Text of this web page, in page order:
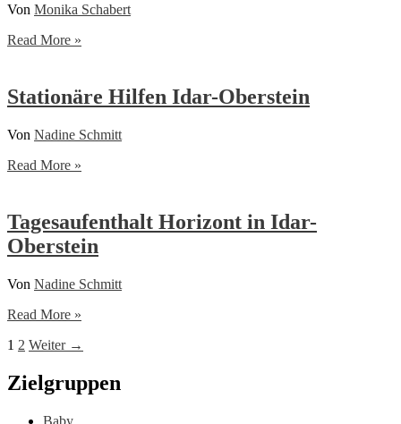
Von Monika Schabert
Info-
Read More »
Stationäre Hilfen Idar-Oberstein
Von Nadine Schmitt
Stationäre
Oberstein
Read More »
Tagesaufenthalt Horizont in Idar-
Oberstein
Von Nadine Schmitt
Tagesaufenthalt
in
Oberstein
Read More »
1 2 Weiter →
Zielgruppen
Baby